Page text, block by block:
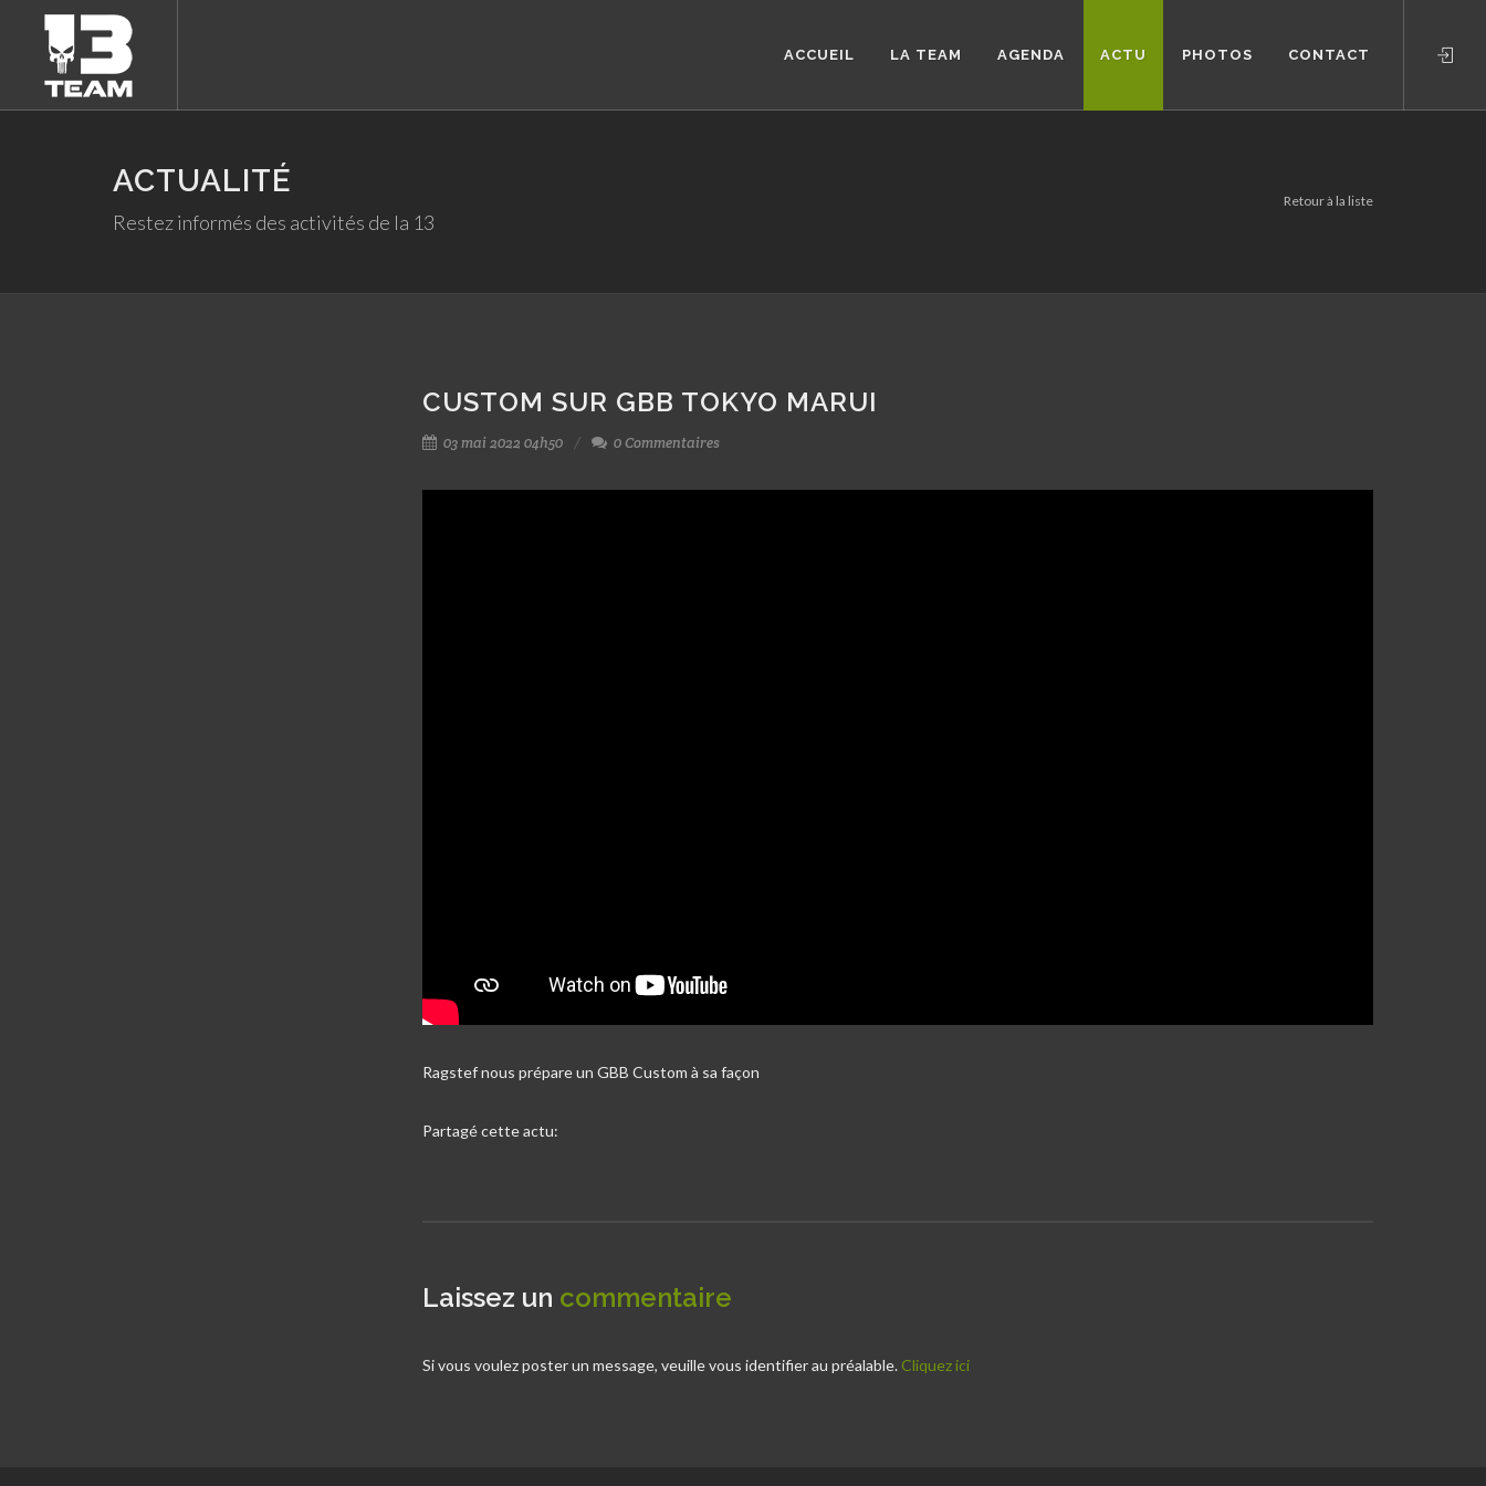
ACCUEIL LA TEAM AGENDA ACTU PHOTOS CONTACT
ACTUALITÉ
Restez informés des activités de la 13
Retour à la liste
CUSTOM SUR GBB TOKYO MARUI
03 mai 2022 04h50 0 Commentaires
Ragstef nous prépare un GBB Custom à sa façon
Partagé cette actu:
Laissez un commentaire
Si vous voulez poster un message, veuille vous identifier au préalable. Cliquez ici